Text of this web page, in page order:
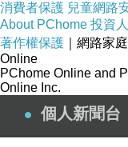
況且我無廚房相
為
為何廚
消費者保護 兒童網路
About PChome 投資
著作權保護 ｜網路家
Online
PChome Online and
Online Inc.
個人新聞台